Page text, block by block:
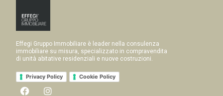
Effegi Gruppo Immobiliare è leader nella consulenza
immobiliare su misura, specializzato in compravendita
di unità abitative residenziali e nuove costruzioni.
Privacy Policy Cookie Policy